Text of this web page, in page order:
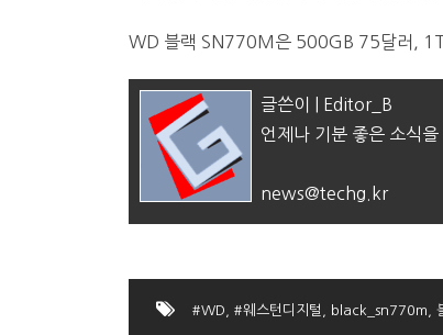
WD 블랙 SN770M은 500GB 75달러,
글쓴이 | Editor_B
언제나 기분 좋은 소식을
news@techg.kr
#WD #웨스턴디지털 black_sn770m